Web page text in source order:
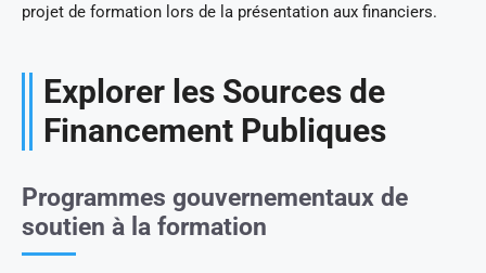
projet de formation lors de la présentation aux financiers.
Explorer les Sources de
Financement Publiques
Programmes gouvernementaux de
soutien à la formation